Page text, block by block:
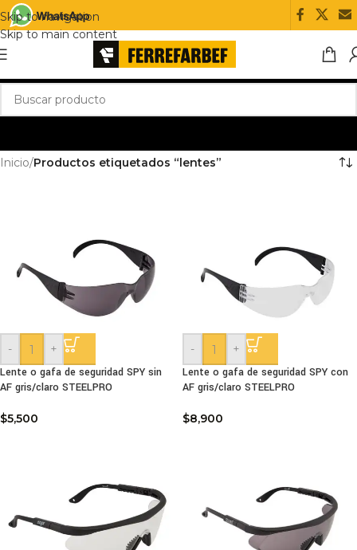
Skip to navigation
Skip to main content
Inicio/Productos etiquetados “lentes”
-
+
Lente o gafa de seguridad SPY sin
AF gris/claro STEELPRO
$5,500
-
+
Lente o gafa de seguridad SPY con
AF gris/claro STEELPRO
$8,900